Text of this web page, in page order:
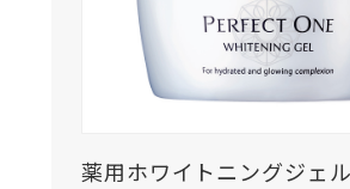
薬用ホワイトニングジェ